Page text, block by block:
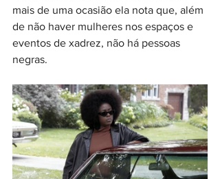
mais de uma ocasião ela nota que, além
de não haver mulheres nos espaços e
eventos de xadrez, não há pessoas
negras.